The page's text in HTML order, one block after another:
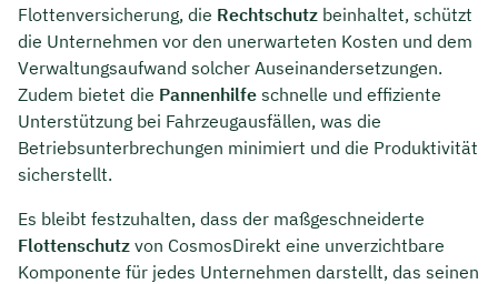
Flottenversicherung, die Rechtschutz beinhaltet, schützt
die Unternehmen vor den unerwarteten Kosten und dem
Verwaltungsaufwand solcher Auseinandersetzungen.
Zudem bietet die Pannenhilfe schnelle und effiziente
Unterstützung bei Fahrzeugausfällen, was die
Betriebsunterbrechungen minimiert und die Produktivität
sicherstellt.
Es bleibt festzuhalten, dass der maßgeschneiderte
Flottenschutz von CosmosDirekt eine unverzichtbare
Komponente für jedes Unternehmen darstellt, das seinen